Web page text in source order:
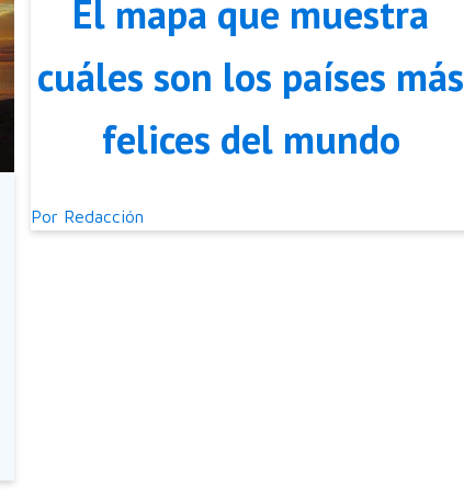
El mapa que muestra
cuáles son los países más
felices del mundo
Por Redacción